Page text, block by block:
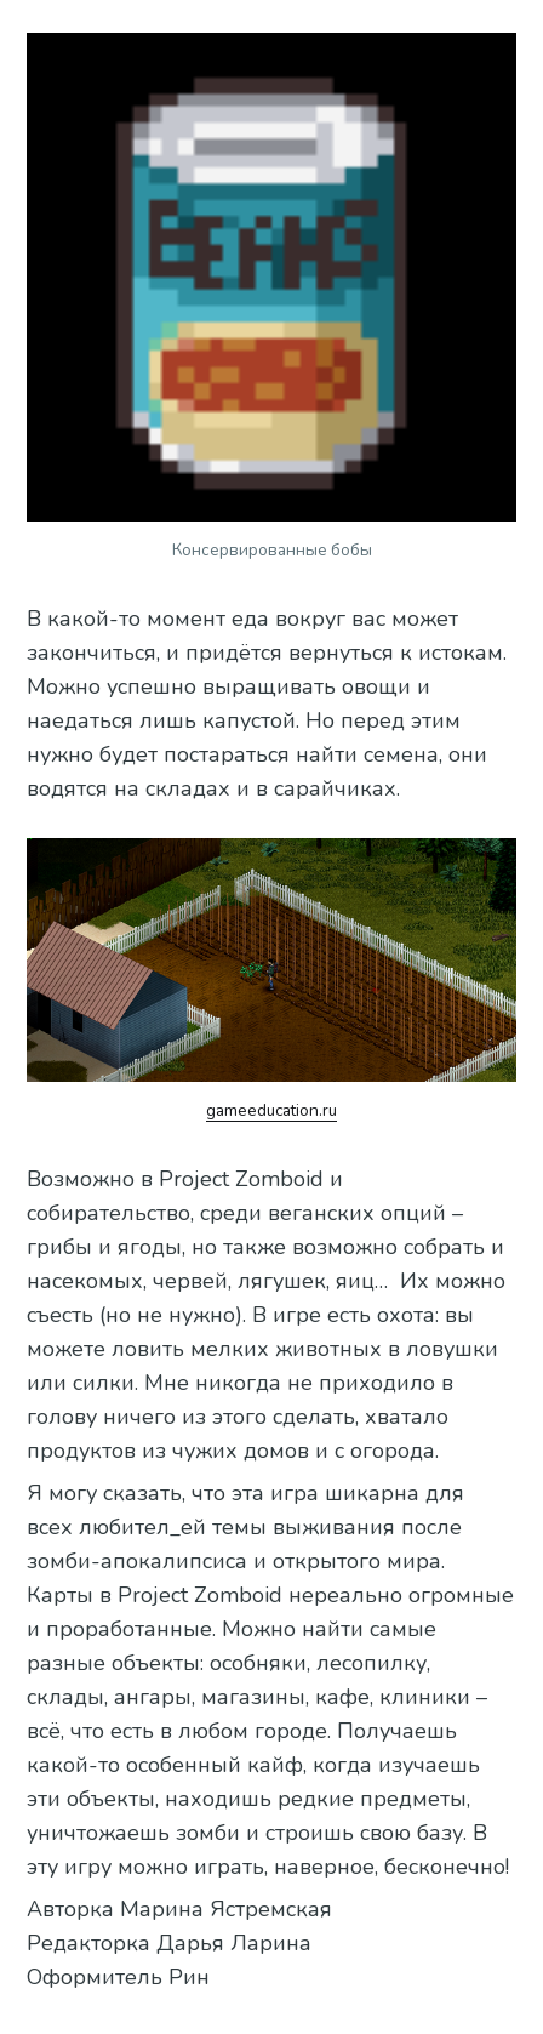
Консервированные бобы
В какой-то момент еда вокруг вас может
закончиться, и придётся вернуться к истокам.
Можно успешно выращивать овощи и
наедаться лишь капустой. Но перед этим
нужно будет постараться найти семена, они
водятся на складах и в сарайчиках.
gameeducation.ru
Возможно в Project Zomboid и
собирательство, среди веганских опций –
грибы и ягоды, но также возможно собрать и
насекомых, червей, лягушек, яиц… Их можно
съесть (но не нужно). В игре есть охота: вы
можете ловить мелких животных в ловушки
или силки. Мне никогда не приходило в
голову ничего из этого сделать, хватало
продуктов из чужих домов и с огорода.
Я могу сказать, что эта игра шикарна для
всех любител_ей темы выживания после
зомби-апокалипсиса и открытого мира.
Карты в Project Zomboid нереально огромные
и проработанные. Можно найти самые
разные объекты: особняки, лесопилку,
склады, ангары, магазины, кафе, клиники –
всё, что есть в любом городе. Получаешь
какой-то особенный кайф, когда изучаешь
эти объекты, находишь редкие предметы,
уничтожаешь зомби и строишь свою базу. В
эту игру можно играть, наверное, бесконечно!
Авторка Марина Ястремская
Редакторка Дарья Ларина
Оформитель Рин